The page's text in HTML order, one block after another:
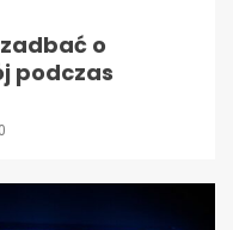
o
podczas